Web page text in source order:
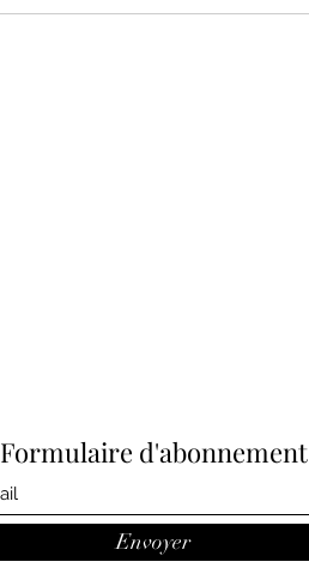
Formulaire d'abonnement
Envoyer